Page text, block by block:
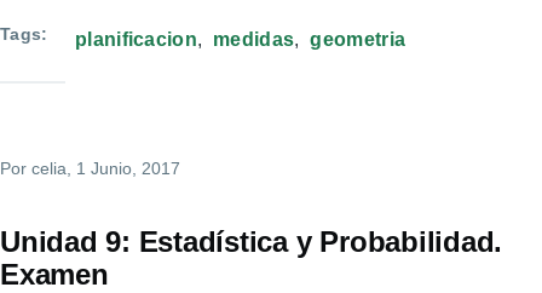
Tags planificacion medidas geometria
Por celia, 1 Junio, 2017
Unidad 9: Estadística y Probabilidad.
Examen